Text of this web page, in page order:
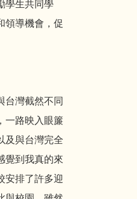
學生共同學
領導機會，促
台灣截然不同
一路映入眼簾
及與台灣完全
覺到我真的來
安排了許多迎